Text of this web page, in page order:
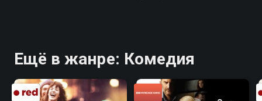
Ещё в жанре: Комедия